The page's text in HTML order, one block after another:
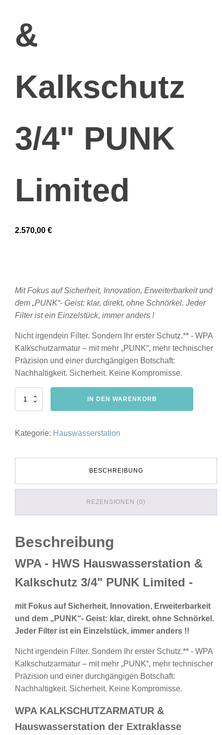
&
Kalkschutz
3/4" PUNK
Limited
2.570,00 €
Mit Fokus auf Sicherheit, Innovation, Erweiterbarkeit und
dem „PUNK“- Geist: klar, direkt, ohne Schnörkel. Jeder
Filter ist ein Einzelstück, immer anders !
Nicht irgendein Filter. Sondern Ihr erster Schutz.** - WPA
Kalkschutzarmatur – mit mehr „PUNK“, mehr technischer
Präzision und einer durchgängigen Botschaft:
Nachhaltigkeit. Sicherheit. Keine Kompromisse.
WPA
&
IN DEN WARENKORB
Kategorie: Hauswasserstation
BESCHREIBUNG
REZENSIONEN (0)
Beschreibung
WPA - HWS Hauswasserstation &
Kalkschutz 3/4" PUNK Limited -
mit Fokus auf Sicherheit, Innovation, Erweiterbarkeit
und dem „PUNK“- Geist: klar, direkt, ohne Schnörkel.
Jeder Filter ist ein Einzelstück, immer anders !!
Nicht irgendein Filter. Sondern Ihr erster Schutz.** - WPA
Kalkschutzarmatur – mit mehr „PUNK“, mehr technischer
Präzision und einer durchgängigen Botschaft:
Nachhaltigkeit. Sicherheit. Keine Kompromisse.
WPA KALKSCHUTZARMATUR &
Hauswasserstation der Extraklasse